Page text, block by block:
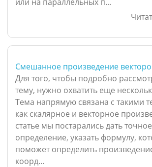
Смешанное произведение
Для того, чтобы подробно
тему, нужно охватить еще
Тема напрямую связана с такими
как скалярное и векторное
статье мы постарались дать точное
определение, указать формулу,
поможет определить
коорд...